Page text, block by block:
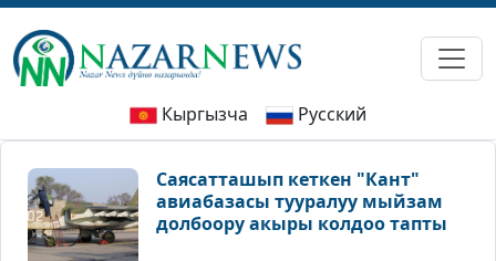
Кыргызча Русский
Саясатташып кеткен "Кант"
авиабазасы тууралуу мыйзам
долбоору акыры колдоо тапты